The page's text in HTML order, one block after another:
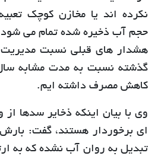
نکرده اند یا مخازن کوچک
حجم آب ذخیره شده تمام می شود.
کاهش مصرف داشته ایم.
وی با بیان اینکه ذخایر سدها
ای برخوردار هستند، گفت:
تبدیل به روان آب نشده که به